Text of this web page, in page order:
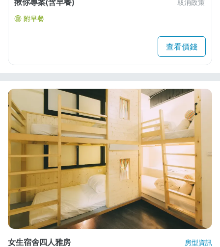
揪你專案(含早餐) 取消政策
附早餐
查看價錢
女生宿舍四人雅房 房型資訊